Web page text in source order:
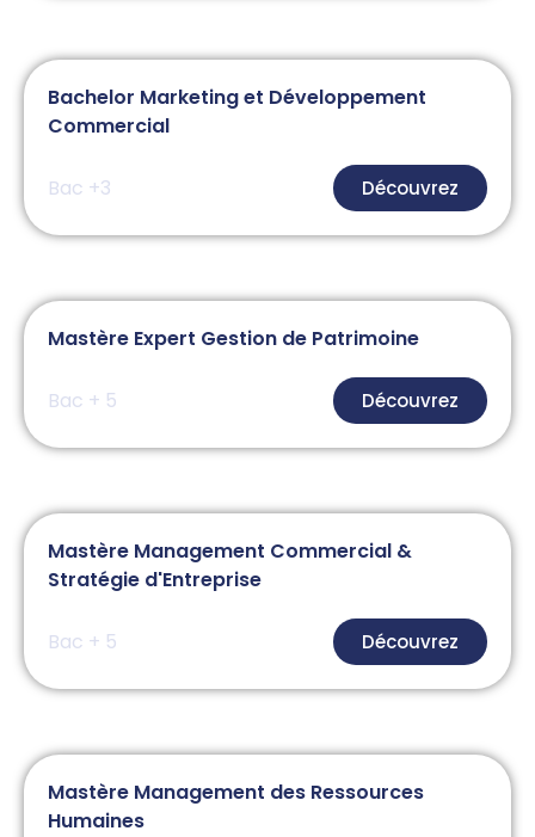
Bachelor Marketing et Développement
Commercial
Bac +3 Découvrez
Mastère Expert Gestion de Patrimoine
Bac + 5 Découvrez
Mastère Management Commercial &
Stratégie d'Entreprise
Bac + 5 Découvrez
Mastère Management des Ressources
Humaines